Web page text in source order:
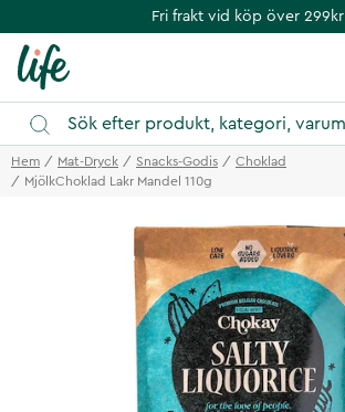
Fri frakt vid köp över 299kr
Hem Mat-Dryck Snacks-Godis
Choklad
MjölkChoklad Lakr Mandel 110g